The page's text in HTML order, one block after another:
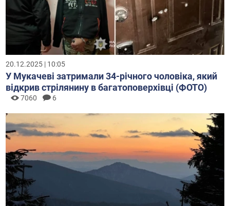
20.12.2025 | 10:05
У Мукачеві затримали 34-річного чоловіка, який
відкрив стрілянину в багатоповерхівці (ФОТО)
7060 6